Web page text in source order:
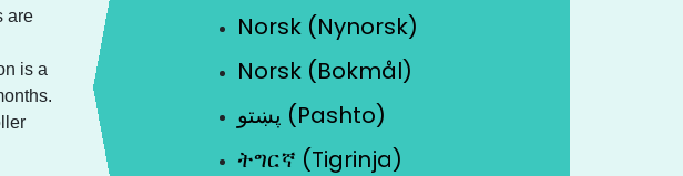
are
is a
Norsk (Nynorsk)
Norsk (Bokmål)
پښتو (Pashto)
ትግርኛ (Tigrinja)